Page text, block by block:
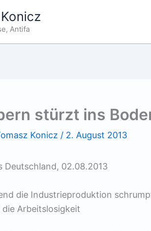
Antifa
stürzt ins
Konicz / 2. August 2013
Deutschland, 02.08.2013
die Industrieproduktion
Arbeitslosigkeit